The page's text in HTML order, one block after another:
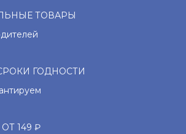
ТОВАРЫ
ГОДНОСТИ
149 ₽